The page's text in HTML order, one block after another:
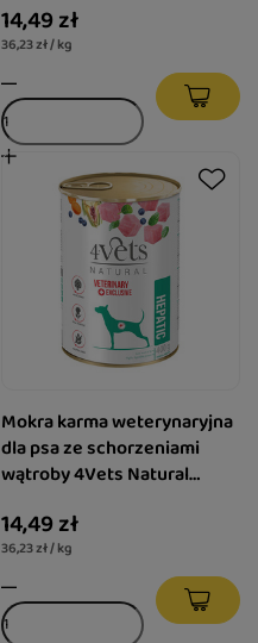
14,49 zł
36,23 zł / kg
Mokra karma weterynaryjna
dla psa ze schorzeniami
wątroby 4Vets Natural
14,49 zł
36,23 zł / kg